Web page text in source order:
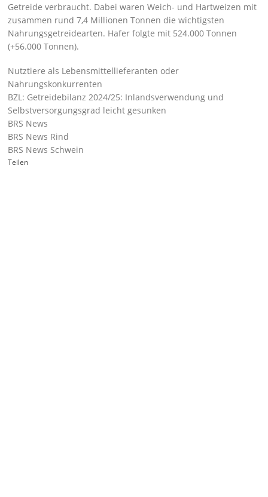
Getreide verbraucht. Dabei waren Weich- und Hartweizen mit
zusammen rund 7,4 Millionen Tonnen die wichtigsten
Nahrungsgetreidearten. Hafer folgte mit 524.000 Tonnen
(+56.000 Tonnen).
Nutztiere als Lebensmittellieferanten oder
Nahrungskonkurrenten
BZL: Getreidebilanz 2024/25: Inlandsverwendung und
Selbstversorgungsgrad leicht gesunken
BRS News
BRS News Rind
BRS News Schwein
Teilen